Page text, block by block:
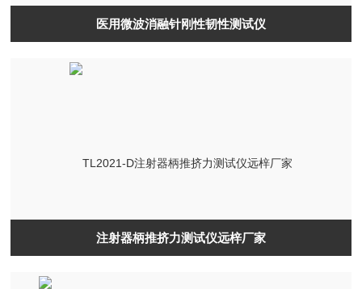
医用微波消融针刚性韧性测试仪
注射器柄推挤力测试仪远梓厂家